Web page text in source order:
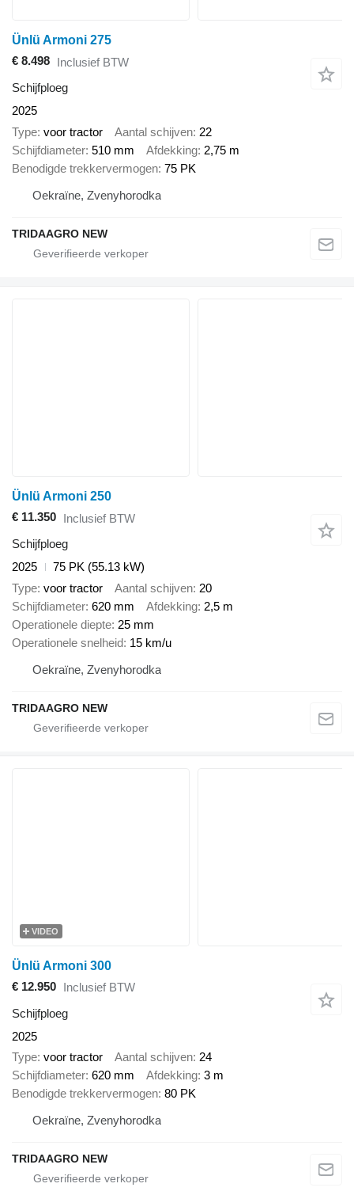
Ünlü Armoni 275
€ 8.498 Inclusief BTW
Schijfploeg
2025
Type voor tractor Aantal schijven 22
Schijfdiameter 510 mm Afdekking 2,75 m
Benodigde trekkervermogen 75 PK
Oekraïne, Zvenyhorodka
TRIDAAGRO NEW
Ünlü Armoni 250
€ 11.350 Inclusief BTW
Schijfploeg
2025
75 PK (55.13 kW)
Type voor tractor Aantal schijven 20
Schijfdiameter 620 mm Afdekking 2,5 m
Operationele diepte 25 mm
Operationele snelheid 15 km/u
Oekraïne, Zvenyhorodka
TRIDAAGRO NEW
VIDEO
Ünlü Armoni 300
€ 12.950 Inclusief BTW
Schijfploeg
2025
Type voor tractor Aantal schijven 24
Schijfdiameter 620 mm Afdekking 3 m
Benodigde trekkervermogen 80 PK
Oekraïne, Zvenyhorodka
TRIDAAGRO NEW